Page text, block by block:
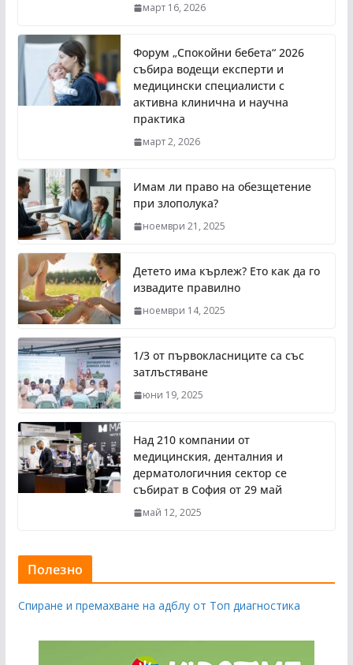
март 16, 2026
Форум „Спокойни бебета“ 2026
събира водещи експерти и
медицински специалисти с
активна клинична и научна
практика
март 2, 2026
Имам ли право на обезщетение
при злополука?
ноември 21, 2025
Детето има кърлеж? Ето как да го
извадите правилно
ноември 14, 2025
1/3 от първокласниците са със
затлъстяване
юни 19, 2025
Над 210 компании от
медицинския, денталния и
дерматологичния сектор се
събират в София от 29 май
май 12, 2025
Полезно
Спиране и премахване на адблу от Топ диагностика